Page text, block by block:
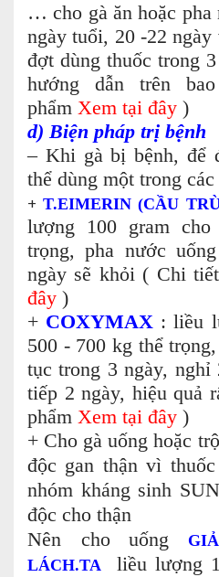
… cho gà ăn hoặc pha
ngày tuổi, 20 -22
đợt dùng thuốc trong
hướng dẫn trên
phẩm Xem tại đây )
d) Biện pháp trị bệnh
– Khi gà bị bệnh, để
thể dùng một trong
+ T.EIMERIN (CẦU
lượng 100 gram
trọng, pha nước
ngày sẽ khỏi ( Chi
đây )
+ COXYMAX : liều
500 - 700 kg thể
tục trong 3 ngày, nghỉ
tiếp 2 ngày, hiệu quả
phẩm Xem tại đây )
+ Cho gà uống hoặc
độc gan thận vì
nhóm kháng sinh
độc cho thận
Nên cho
uống
LÁCH.TA liều lượng